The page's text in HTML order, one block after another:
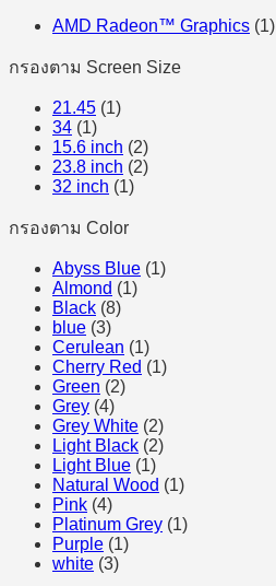
AMD Radeon™ Graphics (1)
กรองตาม Screen Size
21.45 (1)
34 (1)
15.6 inch (2)
23.8 inch (2)
32 inch (1)
กรองตาม Color
Abyss Blue (1)
Almond (1)
Black (8)
blue (3)
Cerulean (1)
Cherry Red (1)
Green (2)
Grey (4)
Grey White (2)
Light Black (2)
Light Blue (1)
Natural Wood (1)
Pink (4)
Platinum Grey (1)
Purple (1)
white (3)